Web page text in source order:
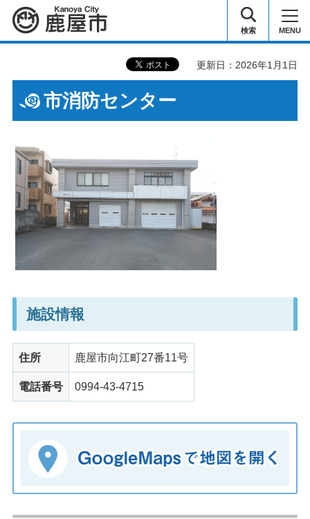
鹿屋市 検索 MENU
更新日：2026年1月1日
市消防センター
施設情報
住所 鹿屋市向江町27番11号
電話番号 0994-43-4715